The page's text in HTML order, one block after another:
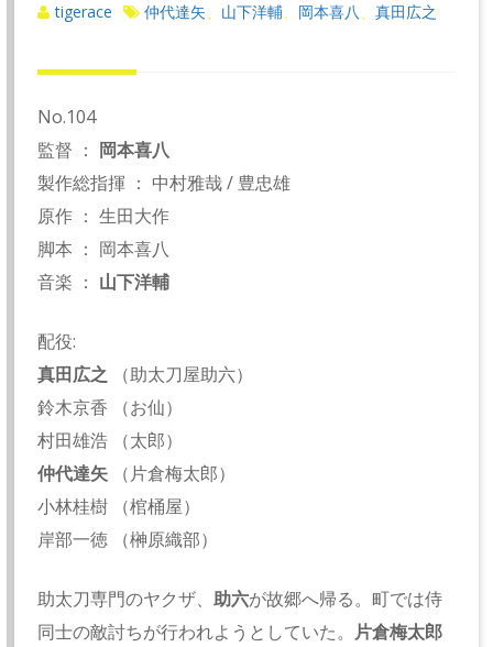
tigerace 仲代達矢 山下洋輔 岡本喜八 、真田広之
No.104
監督 ： 岡本喜八
製作総指揮 ： 中村雅哉 / 豊忠雄
原作 ： 生田大作
脚本 ： 岡本喜八
音楽 ： 山下洋輔
配役:
真田広之 （助太刀屋助六）
鈴木京香 （お仙）
村田雄浩 （太郎）
仲代達矢 （片倉梅太郎）
小林桂樹 （棺桶屋）
岸部一徳 （榊原織部）
助太刀専門のヤクザ、助六が故郷へ帰る。町では侍
同士の敵討ちが行われようとしていた。 片倉梅太郎